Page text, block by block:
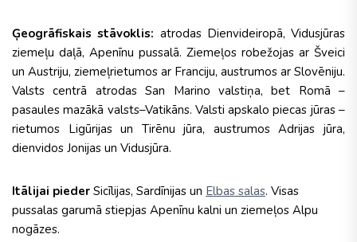
Ģeogrāfiskais stāvoklis: atrodas Dienvideiropā, Vidusjūras
ziemeļu daļā, Apenīnu pussalā. Ziemeļos robežojas ar Šveici
un Austriju, ziemeļrietumos ar Franciju, austrumos ar Slovēniju.
Valsts centrā atrodas San Marino valstiņa, bet Romā –
pasaules mazākā valsts–Vatikāns. Valsti apskalo piecas jūras –
rietumos Ligūrijas un Tirēnu jūra, austrumos Adrijas jūra,
dienvidos Jonijas un Vidusjūra.
Itālijai pieder Sicīlijas, Sardīnijas un Elbas salas. Visas
pussalas garumā stiepjas Apenīnu kalni un ziemeļos Alpu
nogāzes.